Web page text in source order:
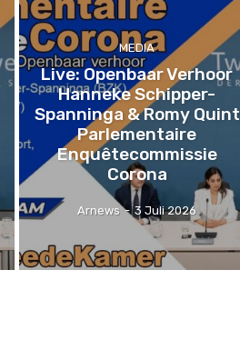
MEDIA
Live: Openbaar Verhoor
Hanneke Schipper-
Spanninga & Romy Quint
Parlementaire
Enquêtecommissie
Corona
Arnews - 3 Juli 2026